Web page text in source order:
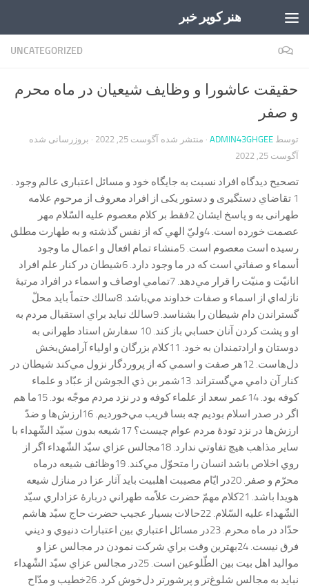
هنر کویر خبر
UNCATEGORIZED 0
حقیقت عاشورا و وظایف شیعیان در ماه محرم
و صفر
توسط ADMIN43GHGEE · منتشر شده آگوست 25, 2022
· بروزرسانی شده
آگوست 25, 2022
تصحیح دیدگاه افراد نسبت به جایگاه خود و مسائل اعتباری عالم وجود .
1 تقاضاي دستگیری و دستور یکی از افراد معروف از مرحوم علامه
طهرانی به و پاسخ ایشان 2فقط بر كلام معصوم عليه السّلام مهر
عصمت خورده است. 4وليّ الهي كه از نفس گذشته و به طهارت مطلق
رسيده است معصوم است. 5منشاء تمام افعال و اعمال ما وجود
أسماء و صفاتي است كه در ما وجود دارد. 6شيطان در كنار علم افراد
انانيّت و منيّت را قرار مي‌دهد. 7تمامي اوصاف و اسماء در افراد مرتبۀ
نازله‌اي از اسماء و صفات خداوند مي‌باشد. 8سالك حتماً بايد محلّ
گستراندن دام شيطان را بشناسد. 9سالك نبايد براي استقبال مردم به
او و پشت كردن آنان حسابي باز كند. 10 سفارش استاد طهرانی به
دوستان و ارادتمندان به خود. 11كلام بزرگان و اولياء آرامش‌بخش
دل‌هاست. 12هر صفت و اسمي كه از پروردگار نزول مي‌كند شيطان در
كنار آن دامي مي‌گستراند. 13شمر بن ذي الجوشن از عبّاد و علماء
كوفه بود. 14عمر سعد از علماء كوفه و در نزد مردم موجّه بود. 15ما هم
اگر در صدر اسلام بوديم چه بسا فريب مي‌خورديم. 16ارزش‌ها و ضدّ
ارزش‌ها در نزد تودۀ مردم عوام چيست؟ 17شيعه بدون سيّد الشّهداء با
ساير مذاهب هيچ تفاوتي ندارد. 18مجالس عزاي سيّد الشّهداء اگر از
روي اخلاص باشد انسان را متحوّل مي‌كند. 19وظائف شيعه درماه
محرّم و صفر. 20در ايّام مصيبت‌ اهلبيت بايد آثار عزا در منازل شيعه
هويدا باشد. 21كلام مهمّ حضرت علاّمه طهراني دربارۀ عزاداري سيّد
الشّهداء عليه السّلام. 22حالات بسيار عجيب حضرت حاج سيّد هاشم
حدّاد در ماه محرم. 23در مسائل اعتباري بين اعتبارات دنيوي و ديني
فرق نيست. 24بهترين وقت براي شركت نمودن در مجالس عزا و
مواليد اهل بيت بين الطّلوعين است. 25در مجالس عزاي سيّد الشّهداء
نبايد به مجالس شلوغ‌تر و پرشورتر دل‌خوش كرد. 26خطيب و مدّاح